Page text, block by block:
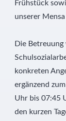
Frühstück
unserer Mensa
Die
konkreten
ergänzend
Uhr bis 07:45
den kurzen